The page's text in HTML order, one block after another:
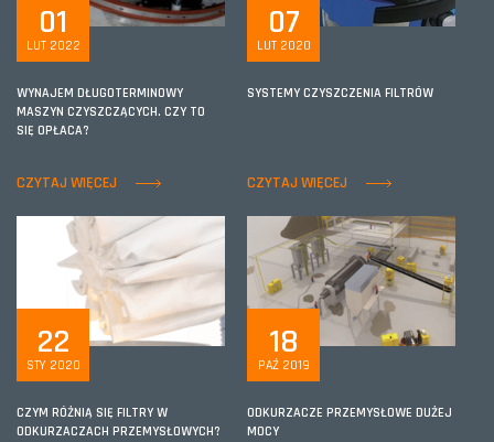
01
LUT 2022
WYNAJEM DŁUGOTERMINOWY
MASZYN CZYSZCZĄCYCH. CZY TO
SIĘ OPŁACA?
CZYTAJ WIĘCEJ
07
LUT 2020
SYSTEMY CZYSZCZENIA FILTRÓW
CZYTAJ WIĘCEJ
22
STY 2020
CZYM RÓŻNIĄ SIĘ FILTRY W
ODKURZACZACH PRZEMYSŁOWYCH?
18
PAŹ 2019
ODKURZACZE PRZEMYSŁOWE DUŻEJ
MOCY